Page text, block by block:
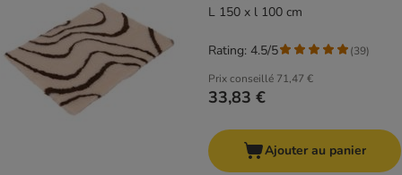
L 150 x l 100 cm
Prix conseillé 71,47 €
33,83 €
Rating: 4.5/5 (39)
Ajouter au panier